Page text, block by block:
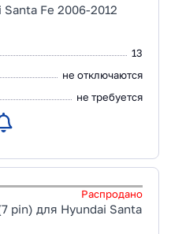
Fe 2006-2012
13
не отключаются
не требуется
Распродано
pin) для Hyundai Santa